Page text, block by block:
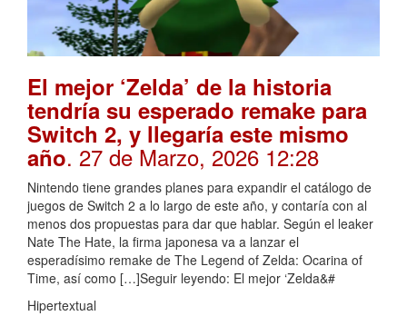
El mejor ‘Zelda’ de la historia
tendría su esperado remake para
Switch 2, y llegaría este mismo
año. 27 de Marzo, 2026 12:28
Nintendo tiene grandes planes para expandir el catálogo de
juegos de Switch 2 a lo largo de este año, y contaría con al
menos dos propuestas para dar que hablar. Según el leaker
Nate The Hate, la firma japonesa va a lanzar el
esperadísimo remake de The Legend of Zelda: Ocarina of
Time, así como […]Seguir leyendo: El mejor ‘Zelda&#
Hipertextual